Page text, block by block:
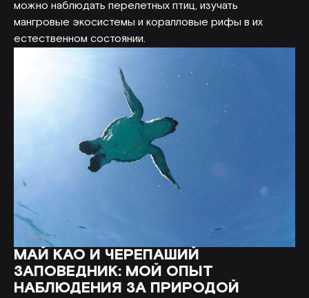
можно наблюдать перелетных птиц, изучать
мангровые экосистемы и коралловые рифы в их
естественном состоянии.
МАЙ КАО И ЧЕРЕПАШИЙ
ЗАПОВЕДНИК: МОЙ ОПЫТ
НАБЛЮДЕНИЯ ЗА ПРИРОДОЙ